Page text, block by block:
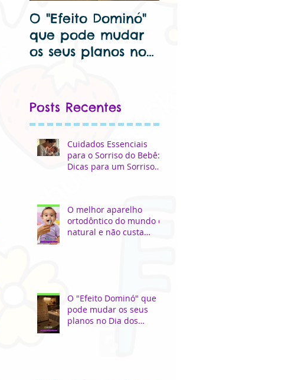
O "Efeito Dominó"
que pode mudar
os seus planos no
Posts Recentes
Cuidados Essenciais
para o Sorriso do Bebê:
Dicas para um Sorriso
O melhor aparelho
ortodôntico do mundo é
natural e não custa
O "Efeito Dominó" que
pode mudar os seus
planos no Dia dos